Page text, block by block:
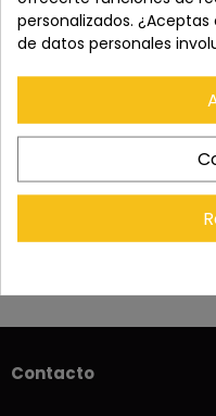
OBJETIVOS
PRISMÁTICOS Y
DRONES
Contacto
personalizados.
de datos personales